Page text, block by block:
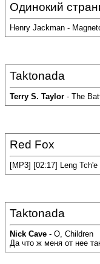
Одинокий
Henry Jackman -
Taktonada
Terry S. Taylor - The
Red Fox
[MP3] [02:17] Leng
Taktonada
Nick Cave - O, Children
Да что ж меня от нее